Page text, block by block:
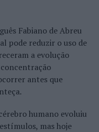
Fabiano de Abreu
pode reduzir o uso de
a evolução
antes que
humano evoluiu
mas hoje